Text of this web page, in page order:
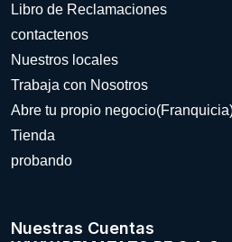
Libro de Reclamaciones
contactenos
Nuestros locales
Trabaja con Nosotros
Abre tu propio
Tienda
probando
Nuestras Cuentas